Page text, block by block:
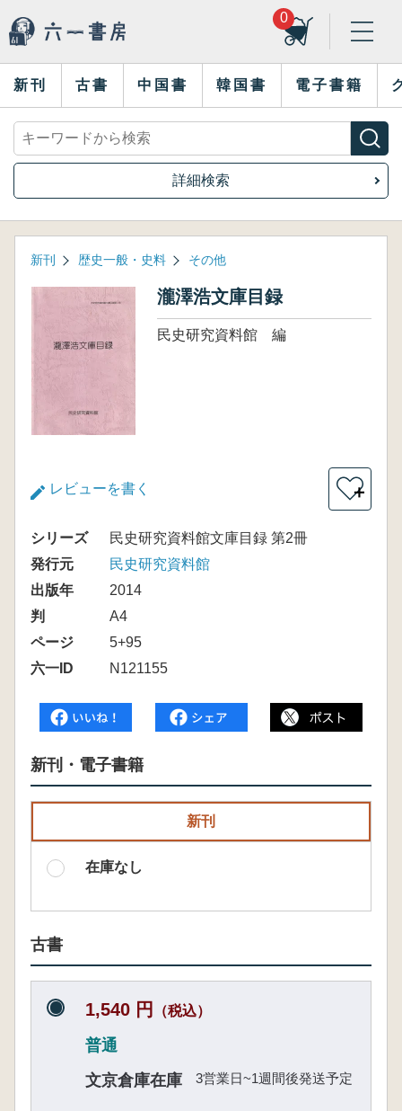
0
新刊 古書 中国書 韓国書 電子書籍
詳細検索
新刊 歴史一般・史料 その他
瀧澤浩文庫目録
民史研究資料館 編
レビューを書く ＋
シリーズ
民史研究資料館文庫目録 第2冊
発行元
民史研究資料館
出版年
2014
判
A4
ページ
5+95
六一ID
N121155
新刊・電子書籍
新刊
在庫なし
古書
1,540 円 （税込）
普通
文京倉庫在庫
3営業日~1週間後発送予定